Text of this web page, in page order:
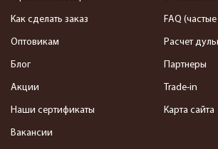
Как сделать заказ
Оптовикам
Блог
Акции
Наши сертификаты
Вакансии
FAQ
Расчет
Партнеры
Trade-in
Карта сайта